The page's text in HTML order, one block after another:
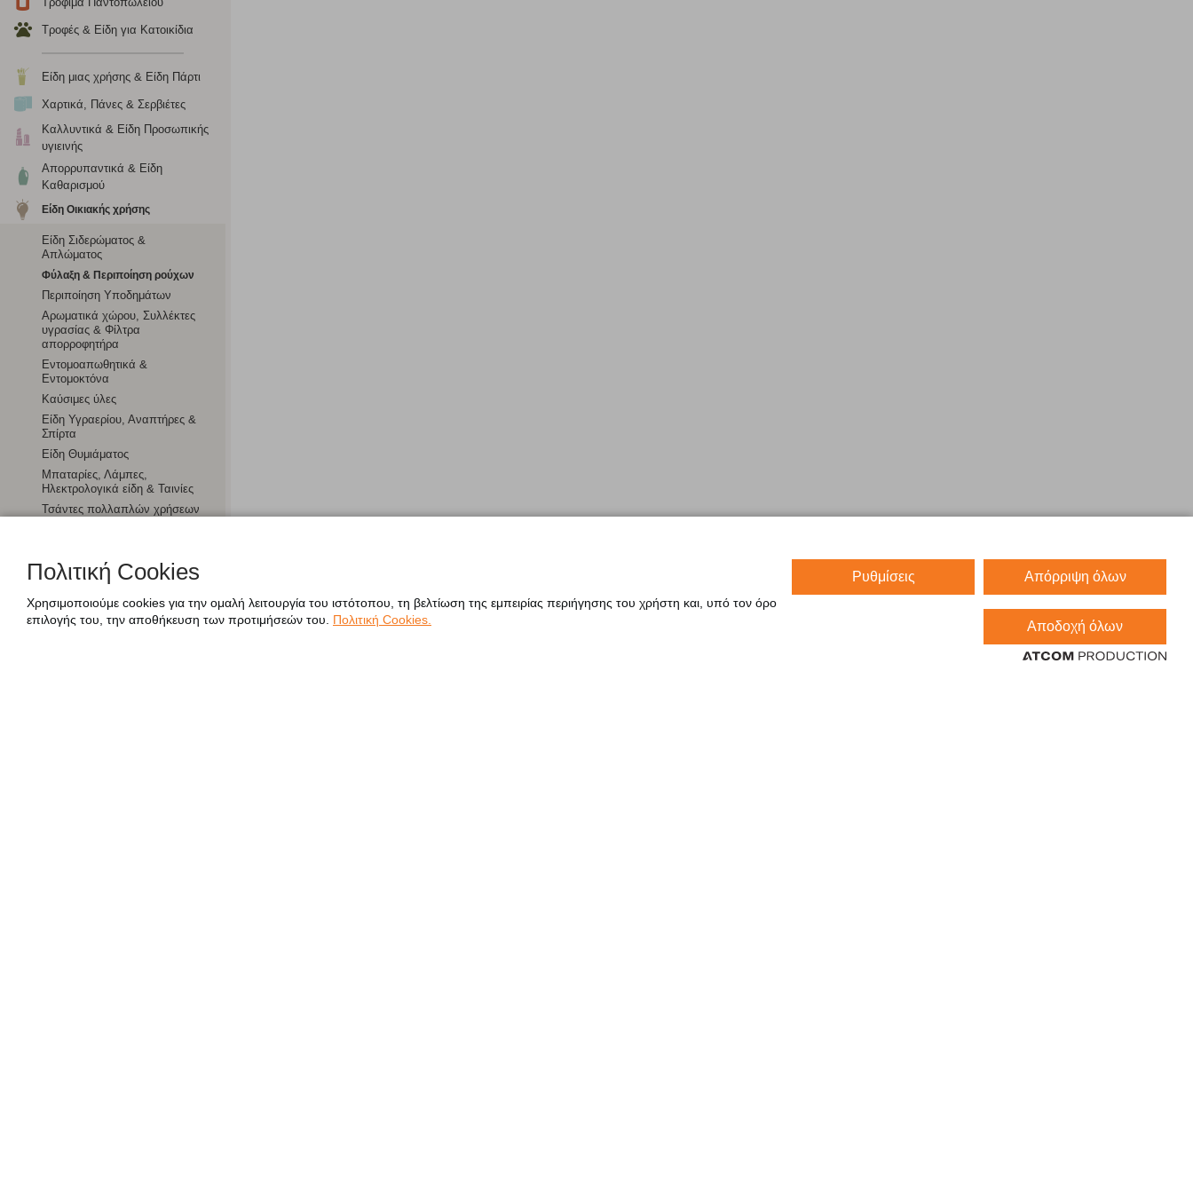
Τροφές & Είδη για Κατοικίδια
Είδη μιας χρήσης & Είδη Πάρτι
Χαρτικά, Πάνες & Σερβιέτες
Καλλυντικά & Είδη Προσωπικής
υγιεινής
Απορρυπαντικά & Είδη
Καθαρισμού
Είδη Οικιακής χρήσης
Είδη Σιδερώματος &
Απλώματος
Φύλαξη & Περιποίηση ρούχων
Περιποίηση Υποδημάτων
Αρωματικά χώρου, Συλλέκτες
υγρασίας & Φίλτρα
απορροφητήρα
Εντομοαπωθητικά &
Εντομοκτόνα
Καύσιμες ύλες
Είδη Υγραερίου, Αναπτήρες &
Σπίρτα
Είδη Θυμιάματος
Μπαταρίες, Λάμπες,
Ηλεκτρολογικά είδη & Ταινίες
Τσάντες πολλαπλών χρήσεων
Χαρτοπωλείο
Πολιτική Cookies
Χρησιμοποιούμε cookies για την ομαλή λειτουργία του ιστότοπου, τη βελτίωση της εμπειρίας περιήγησης του χρήστη και, υπό τον όρο
επιλογής του, την αποθήκευση των προτιμήσεών του.
Πολιτική Cookies.
Ρυθμίσεις Απόρριψη όλων
Αποδοχή όλων
το πρόγραμμα περιήγησης και τη συσκευή σας. Αν δεν επιλέξετε τη συγκεκριμένη κατηγορία cookies, δεν θα λαμβάνετε στοχευμένες διαφημίσεις μας σε διαφορετικούς ιστότοπους.
Η συγκεκριμένη κατηγορία cookies μας δίνει τη δυνατότητα να ενημερωνόμαστε για την επισκεψιμότητα του ιστότοπού μας, ώστε να μπορούμε να βελτιώσουμε την απόδοσή του. Μας βοηθούν
να γνωρίζουμε ποιες σελίδες είναι περισσότερο, ή λιγότερο δημοφιλείς και να βλέπουμε την αλληλεπίδραση του χρήστη και το χρόνο παραμονής του. Οι πληροφορίες που συλλέγονται από αυτά
τα cookies είναι συγκεντρωτικές και, συνεπώς, ανώνυμες. Αν δεν επιτρέψετε την αποδοχή αυτής της κατηγορίας cookies, δεν θα γνωρίζουμε πότε έχετε επισκεφθεί την τοποθεσία μας.
Απολύτως απαραίτητα cookies
Η συγκεκριμένη κατηγορία cookies είναι απαραίτητη για τη λειτουργία του ιστότοπου και ενεργοποιημένη. Έχετε ωστόσο τη δυνατότητα να ρυθμίσετε το πρόγραμμα περιήγησής σας ώστε να